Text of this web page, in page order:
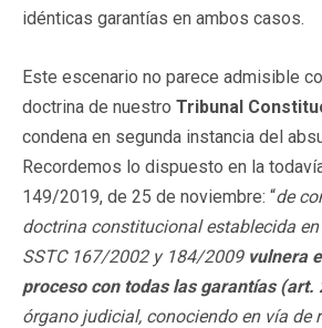
idénticas garantías en ambos casos.
Este escenario no parece admisible
doctrina de nuestro Tribunal
condena en segunda instancia del
Recordemos lo dispuesto en la
149/2019, de 25 de noviembre: “de
doctrina constitucional establecida
SSTC 167/2002 y 184/2009 vulnera
proceso con todas las garantías (art.
órgano judicial, conociendo en vía de